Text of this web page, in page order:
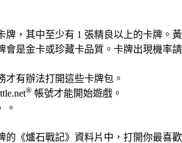
牌，其中至少有 1 張精良以上的卡牌。黃
會是金卡或珍藏卡品質。卡牌出現機率請
才有辦法打開這些卡牌包。
® 帳號才能開始遊戲。
。
的《爐石戰記》資料片中，打開你最喜歡